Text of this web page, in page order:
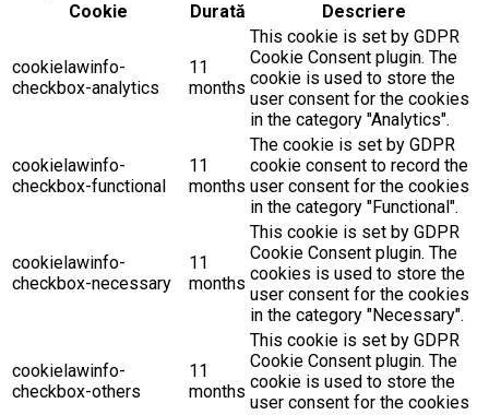
Cookie
Durată Descriere
cookielawinfo-
checkbox-analytics
11
months
This cookie is set by GDPR
Cookie Consent plugin. The
cookie is used to store the
user consent for the cookies
in the category "Analytics".
cookielawinfo-
checkbox-functional
11
months
The cookie is set by GDPR
cookie consent to record the
user consent for the cookies
in the category "Functional".
cookielawinfo-
checkbox-necessary
11
months
This cookie is set by GDPR
Cookie Consent plugin. The
cookies is used to store the
user consent for the cookies
in the category "Necessary".
cookielawinfo-
checkbox-others
11
months
This cookie is set by GDPR
Cookie Consent plugin. The
cookie is used to store the
user consent for the cookies